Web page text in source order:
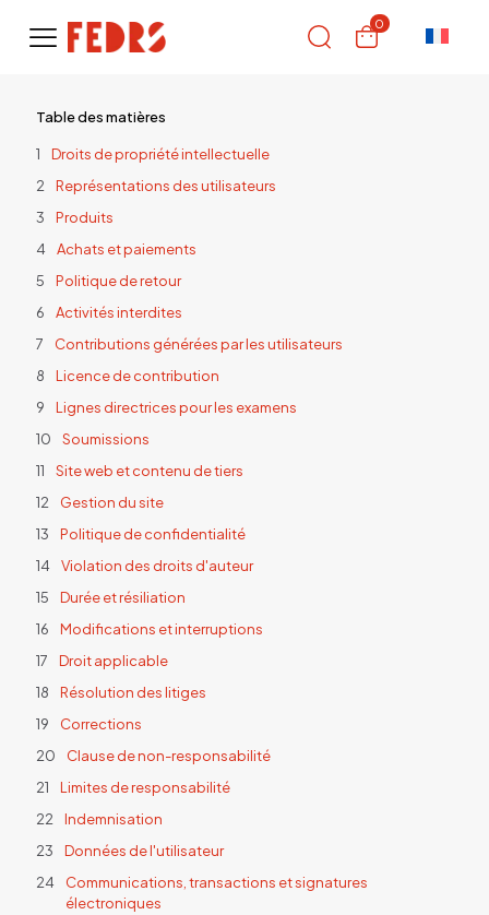
0
Table des matières
Droits de propriété intellectuelle
Représentations des utilisateurs
Produits
Achats et paiements
Politique de retour
Activités interdites
Contributions générées par les utilisateurs
Licence de contribution
Lignes directrices pour les examens
Soumissions
Site web et contenu de tiers
Gestion du site
Politique de confidentialité
Violation des droits d'auteur
Durée et résiliation
Modifications et interruptions
Droit applicable
Résolution des litiges
Corrections
Clause de non-responsabilité
Limites de responsabilité
Indemnisation
Données de l'utilisateur
Communications, transactions et signatures
électroniques